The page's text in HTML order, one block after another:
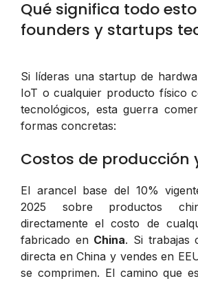
Qué significa todo
founders y startups
Si líderas una startup de
IoT o cualquier producto físico
tecnológicos, esta guerra
formas concretas:
Costos de producción
El arancel base del 10%
2025 sobre productos
directamente el costo de
fabricado en China. Si trabajas
directa en China y vendes en
se comprimen. El camino que